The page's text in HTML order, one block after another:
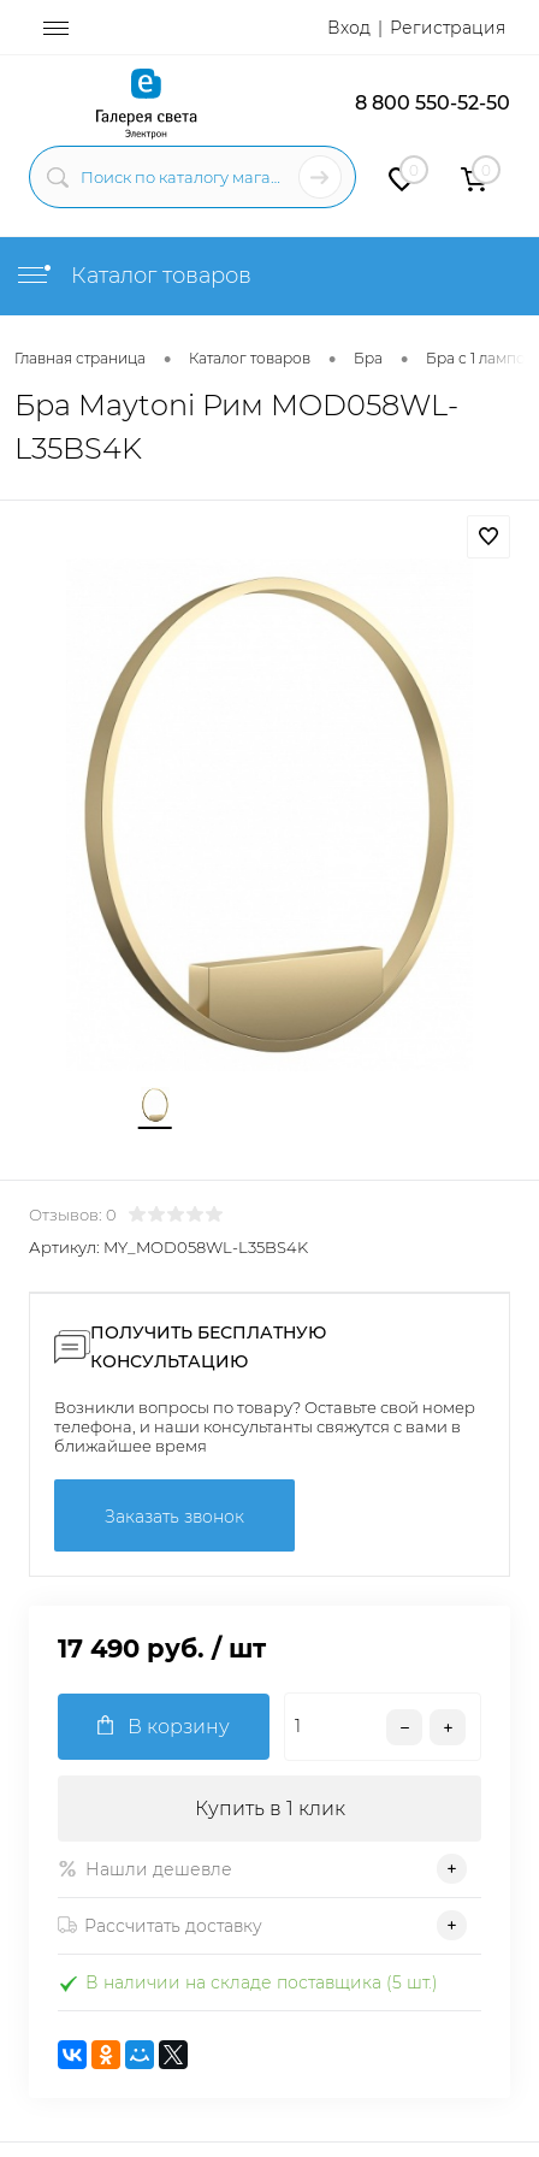
Вход Регистрация
8 800 550-52-50
0 0
Каталог товаров
Главная страница • Каталог товаров • Бра • Бра с 1 лампой
Бра Maytoni Рим MOD058WL-
L35BS4K
Отзывов: 0
Артикул: MY_MOD058WL-L35BS4K
ПОЛУЧИТЬ БЕСПЛАТНУЮ
КОНСУЛЬТАЦИЮ
Возникли вопросы по товару? Оставьте свой номер
телефона, и наши консультанты свяжутся с вами в
ближайшее время
Заказать звонок
17 490 руб. / шт
В корзину
Купить в 1 клик
Нашли дешевле
Рассчитать доставку
В наличии на складе поставщика (5 шт.)